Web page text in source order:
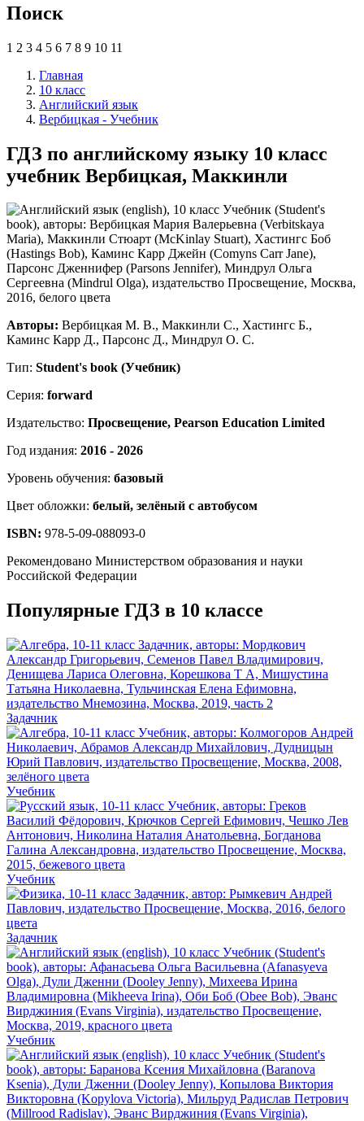
Поиск
1 2 3 4 5 6 7 8 9 10 11
Главная
10 класс
Английский язык
Вербицкая - Учебник
ГДЗ по английскому языку 10 класс
учебник Вербицкая, Маккинли
Авторы: Вербицкая М. В., Маккинли С., Хастингс Б.,
Каминс Карр Д., Парсонс Д., Миндрул О. С.
Тип: Student's book (Учебник)
Серия: forward
Издательство: Просвещение, Pearson Education Limited
Год издания: 2016 - 2026
Уровень обучения: базовый
Цвет обложки: белый, зелёный с автобусом
ISBN: 978-5-09-088093-0
Рекомендовано Министерством образования и науки
Российской Федерации
Популярные ГДЗ в 10 классе
Задачник
Учебник
Учебник
Задачник
Учебник